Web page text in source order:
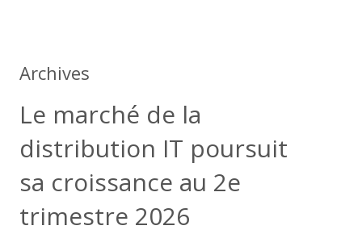
Archives
Le marché de la
distribution IT poursuit
sa croissance au 2e
trimestre 2026